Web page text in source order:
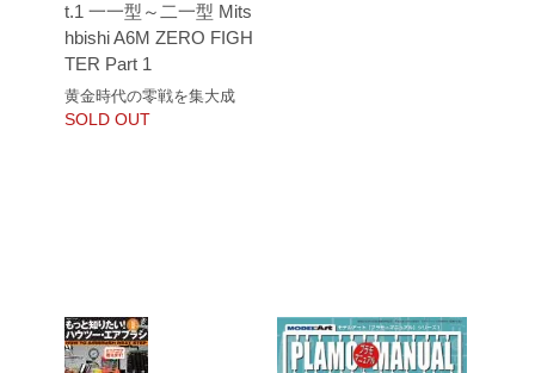
t.1 一一型～二一型 Mits
hbishi A6M ZERO FIGH
TER Part 1
黄金時代の零戦を集大成
SOLD OUT